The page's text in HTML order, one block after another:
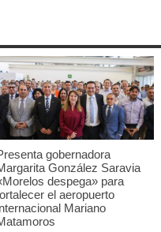
gobernadora
González Saravia
despega» para
el aeropuerto
Mariano